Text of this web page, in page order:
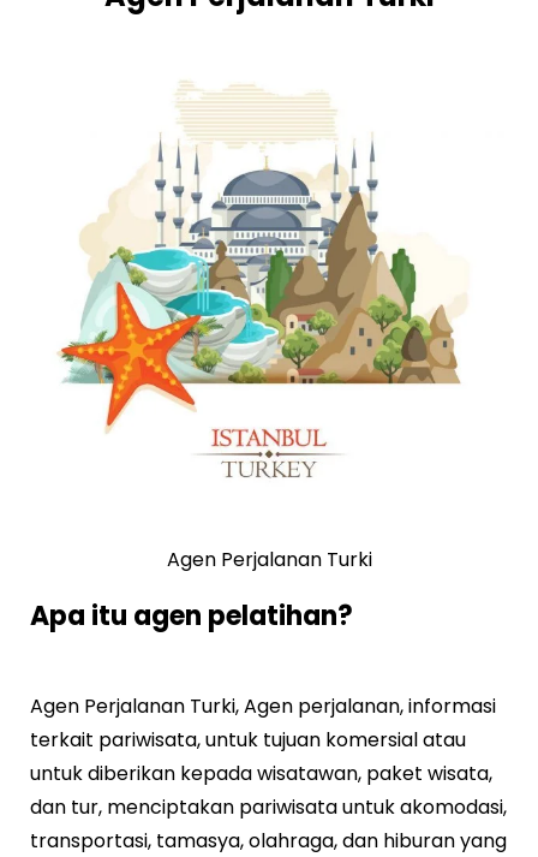
Agen Perjalanan Turki
Apa itu agen pelatihan?
Agen Perjalanan Turki, Agen perjalanan, informasi
terkait pariwisata, untuk tujuan komersial atau
untuk diberikan kepada wisatawan, paket wisata,
dan tur, menciptakan pariwisata untuk akomodasi,
transportasi, tamasya, olahraga, dan hiburan yang